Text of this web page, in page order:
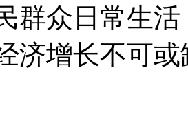
群众日常生
济增长不可